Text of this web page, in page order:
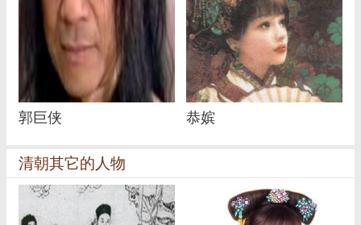
郭巨侠 恭嫔
清朝其它的人物